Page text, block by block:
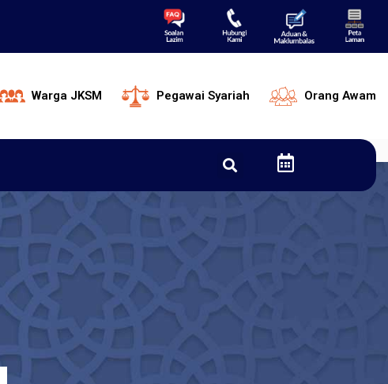
Warga JKSM Pegawai Syariah Orang Awam